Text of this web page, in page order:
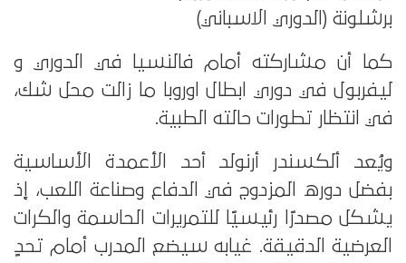
برشلونة (الدوري الاسباني)
كما أن مشاركته أمام فالنسيا في الدوري و
ليفربول في دوري ابطال اوروبا ما زالت محل شك،
في انتظار تطورات حالته الطبية.
ويُعد ألكسندر أرنولد أحد الأعمدة الأساسية
بفضل دوره المزدوج في الدفاع وصناعة اللعب، إذ
يشكل مصدرًا رئيسيًا للتمريرات الحاسمة والكرات
العرضية الدقيقة. غيابه سيضع المدرب أمام تحدٍ